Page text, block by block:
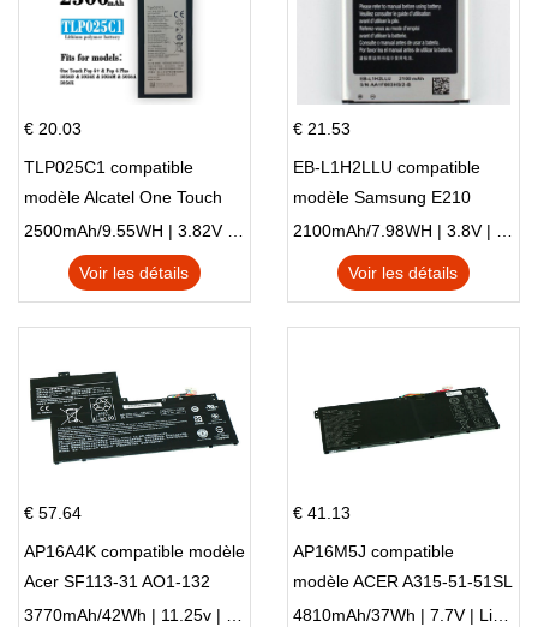
€ 20.03
TLP025C1 compatible
modèle Alcatel One Touch
Pop 4 Plus OT-5056D
2500mAh/9.55WH | 3.82V | Li-ion ...
Voir les détails
€ 21.53
EB-L1H2LLU compatible
modèle Samsung E210
E210K i939
2100mAh/7.98WH | 3.8V | Li-ion ...
Voir les détails
€ 57.64
AP16A4K compatible modèle
Acer SF113-31 AO1-132
NE132
3770mAh/42Wh | 11.25v | Li-ion ...
€ 41.13
AP16M5J compatible
modèle ACER A315-51-51SL
N17Q1 SERIES
4810mAh/37Wh | 7.7V | Li-ion ...